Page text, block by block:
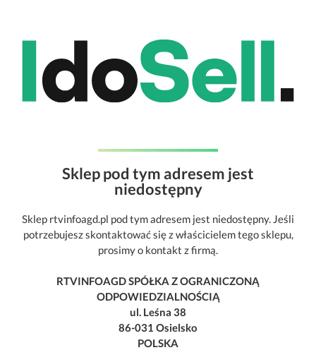
Sklep pod tym adresem jest
niedostępny
Sklep rtvinfoagd.pl pod tym adresem jest niedostępny. Jeśli
potrzebujesz skontaktować się z właścicielem tego sklepu,
prosimy o kontakt z firmą.
RTVINFOAGD SPÓŁKA Z OGRANICZONĄ
ODPOWIEDZIALNOŚCIĄ
ul. Leśna 38
86-031 Osielsko
POLSKA